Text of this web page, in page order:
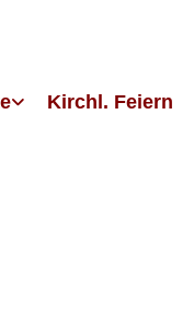
Kirchl. Feiern